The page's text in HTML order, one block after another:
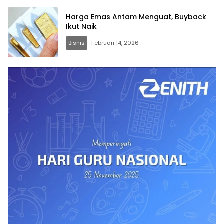
Harga Emas Antam Menguat, Buyback
Ikut Naik
Bisnis Februari 14, 2026